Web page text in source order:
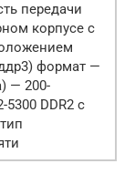
передачи
корпусе с
формат —
— 200-
DDR2 с